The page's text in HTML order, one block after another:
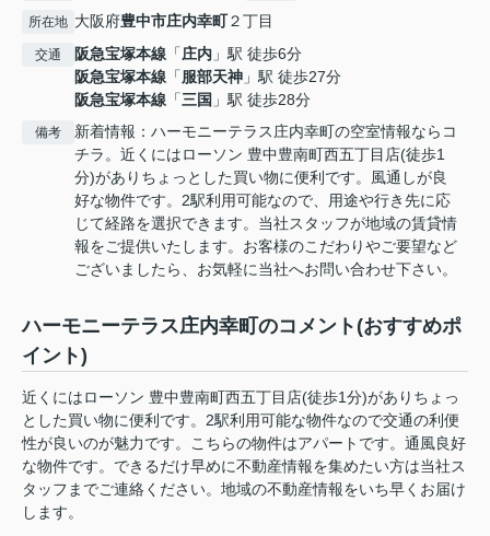
所在地 大阪府豊中市庄内幸町２丁目
交通 阪急宝塚本線 「庄内 」駅 徒歩6分
阪急宝塚本線 「服部天神 」駅 徒歩27分
阪急宝塚本線 「三国 」駅 徒歩28分
備考
新着情報：ハーモニーテラス庄内幸町の空室情報ならコ
チラ。近くにはローソン 豊中豊南町西五丁目店(徒歩1
分)がありちょっとした買い物に便利です。風通しが良
好な物件です。2駅利用可能なので、用途や行き先に応
じて経路を選択できます。当社スタッフが地域の賃貸情
報をご提供いたします。お客様のこだわりやご要望など
ございましたら、お気軽に当社へお問い合わせ下さい。
ハーモニーテラス庄内幸町のコメント(おすすめポ
イント)
近くにはローソン 豊中豊南町西五丁目店(徒歩1分)がありちょっ
とした買い物に便利です。2駅利用可能な物件なので交通の利便
性が良いのが魅力です。こちらの物件はアパートです。通風良好
な物件です。できるだけ早めに不動産情報を集めたい方は当社ス
タッフまでご連絡ください。地域の不動産情報をいち早くお届け
します。